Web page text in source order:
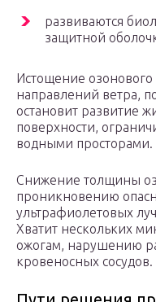
развиваются
защитной
Истощение озонового
направлений ветра,
остановит развитие
поверхности,
водными просторами.
Снижение толщины
проникновению
ультрафиолетовых
Хватит нескольких
ожогам, нарушению
кровеносных сосудов.